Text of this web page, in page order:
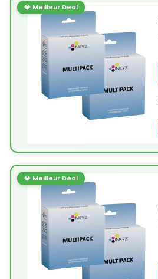
💎 Meilleur Deal
💎 Meilleur Deal